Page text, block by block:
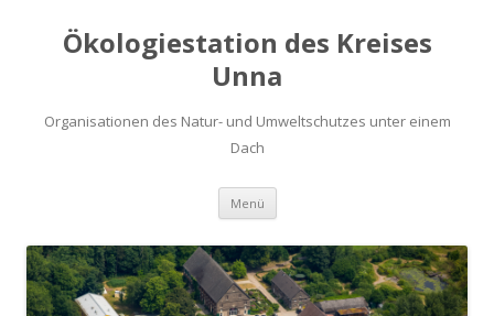
Ökologiestation des Kreises
Unna
Organisationen des Natur- und Umweltschutzes unter einem
Dach
Menü Zum
springen